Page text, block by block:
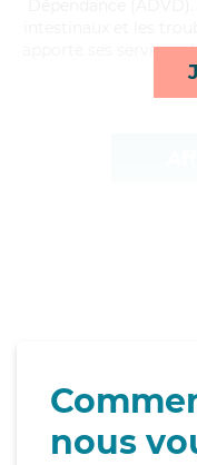
apporte ses services
nous